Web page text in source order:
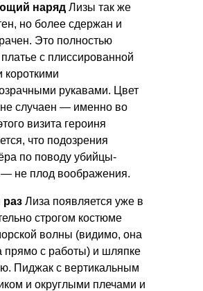
наряд Лизы так же
но более сдержан и
Это полностью
с плиссированной
короткими
рукавами. Цвет
не случаен — именно во
визита героиня
что подозрения
по поводу убийцы-
— не плод воображения.
раз Лиза появляется уже в
строгом костюме
волны (видимо, она
прямо с работы) и шляпке
Пиджак с вертикальным
и округлыми плечами и